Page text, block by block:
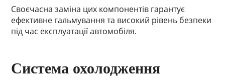
Своєчасна заміна цих компонентів гарантує
ефективне гальмування та високий рівень безпеки
під час експлуатації автомобіля.
Система охолодження